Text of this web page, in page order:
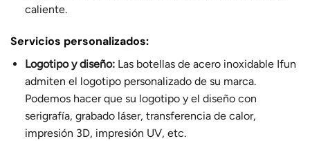
caliente.
Servicios personalizados:
Logotipo y diseño:Las botellas de acero inoxidable Ifun
admiten el logotipo personalizado de su marca.
Podemos hacer que su logotipo y el diseño con
serigrafía, grabado láser, transferencia de calor,
impresión 3D, impresión UV, etc.